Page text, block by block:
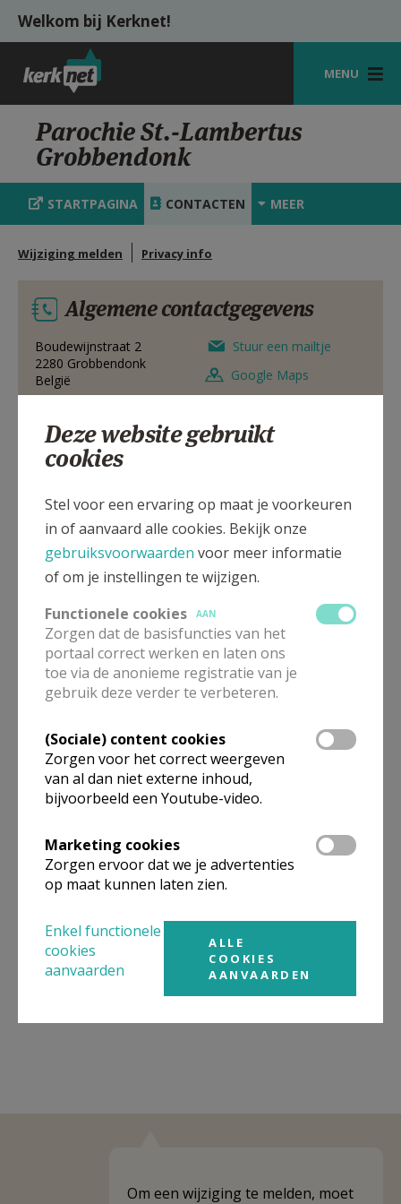
Overslaan en naar de inhoud gaan
Welkom bij Kerknet!
MENU
STARTPAGINA
KERK
VIERINGEN
HULP
MIJN PAROCHIE
AANMELDEN OF REGISTREREN
Parochie St.-Lambertus
Grobbendonk
STARTPAGINA CONTACTEN MEER
Wijziging melden Privacy info
Algemene contactgegevens
Boudewijnstraat 2
2280 Grobbendonk
België
Stuur een mailtje
Google Maps
Boudewijnstraat 2, 2280 Grobbendonk
Organisatiestructuur
Niet gevonden wat je zocht? Hier vind je links naar de
gegevens van andere organisaties op het boven-,
Behoort tot
PE Heilige Thomas
Om een wijziging te melden, moet
Deze website gebruikt
cookies
Stel voor een ervaring op maat je voorkeuren
in of aanvaard alle cookies. Bekijk onze
gebruiksvoorwaarden voor meer informatie
of om je instellingen te wijzigen.
Functionele cookies
AAN
Zorgen dat de basisfuncties van het
portaal correct werken en laten ons
toe via de anonieme registratie van je
gebruik deze verder te verbeteren.
(Sociale) content cookies
Zorgen voor het correct weergeven
van al dan niet externe inhoud,
bijvoorbeeld een Youtube-video.
Marketing cookies
Zorgen ervoor dat we je advertenties
op maat kunnen laten zien.
Enkel functionele
cookies
aanvaarden
ALLE
COOKIES
AANVAARDEN